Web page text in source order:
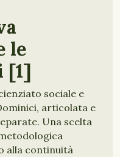
le
[1]
sociale e
articolata e
Una scelta
alla continuità